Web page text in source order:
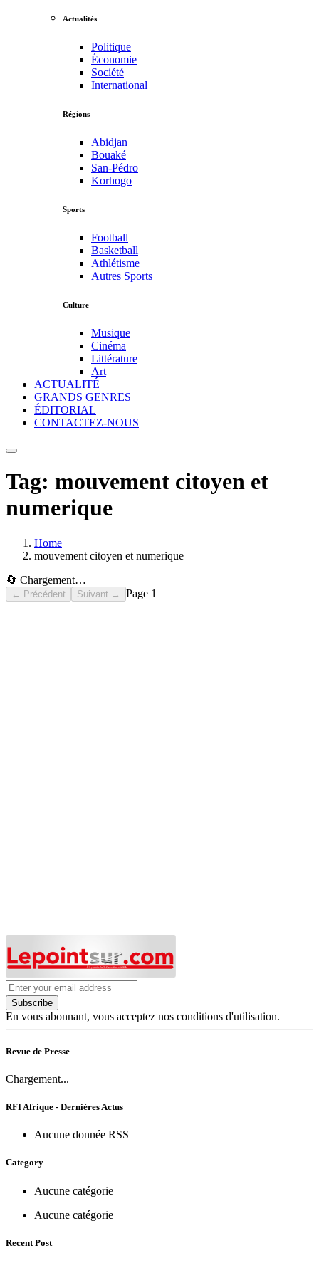
Actualités
Politique
Économie
Société
International
Régions
Abidjan
Bouaké
San-Pédro
Korhogo
Sports
Football
Basketball
Athlétisme
Autres Sports
Culture
Musique
Cinéma
Littérature
Art
ACTUALITÉ
GRANDS GENRES
ÉDITORIAL
CONTACTEZ-NOUS
Tag: mouvement citoyen et
numerique
Home
mouvement citoyen et numerique
🔄 Chargement…
← Précédent Suivant → Page 1
Subscribe
En vous abonnant, vous acceptez nos conditions d'utilisation.
Revue de Presse
Chargement...
RFI Afrique - Dernières Actus
Aucune donnée RSS
Category
Aucune catégorie
Aucune catégorie
Recent Post